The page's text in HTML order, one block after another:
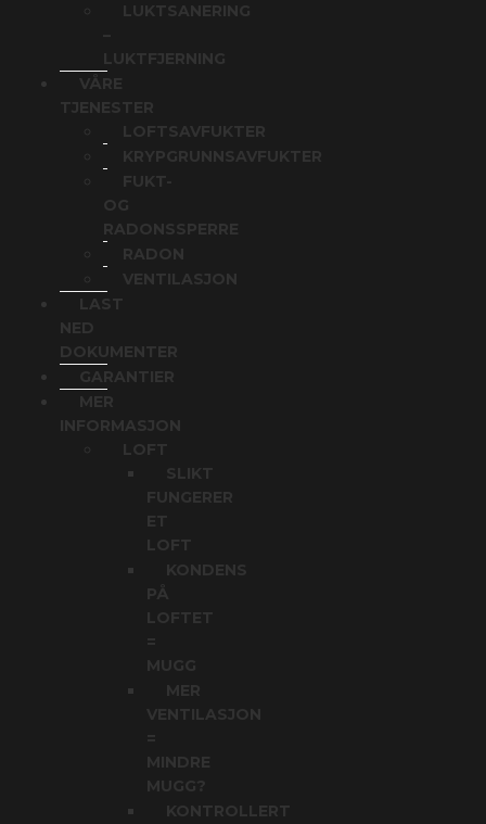
LUKTSANERING
LUKTFJERNING
VÅRE
TJENESTER
LOFTSAVFUKTER
KRYPGRUNNSAVFUKTER
FUKT-
RADONSSPERRE
RADON
VENTILASJON
LAST
DOKUMENTER
GARANTIER
MER
INFORMASJON
SLIKT
FUNGERER
KONDENS
PÅ
MUGG
MER
VENTILASJON
MINDRE
MUGG?
KONTROLLERT